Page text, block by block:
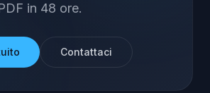
in 48 ore.
Contattaci